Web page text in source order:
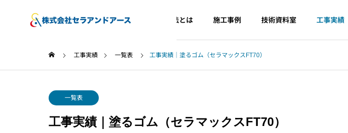
セラマックス工法とは 施工事例 技術資料室 工事実績
工事実績 一覧表 工事実績｜塗るゴム（セラマックスFT70）
一覧表
工事実績｜塗るゴム（セラマックスFT70）